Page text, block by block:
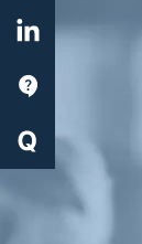
LinkedIn
Start